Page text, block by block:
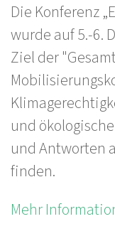
Die Konferenz
wurde auf 5.-6.
Ziel der
und
und Antworten
finden.
Mehr